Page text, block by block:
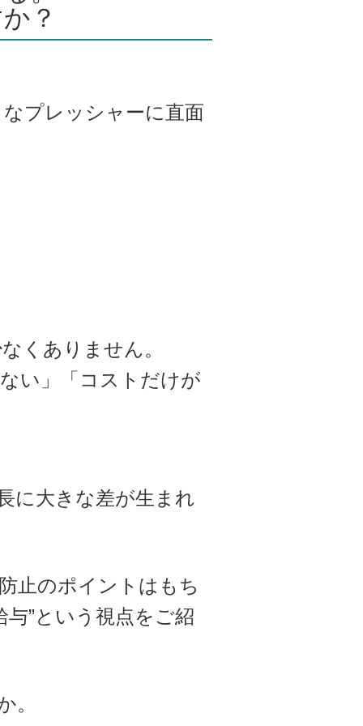
？
プレッシャーに直面
くありません。
い」「コストだけが
に大きな差が生まれ
止のポイントはもち
”という視点をご紹
。